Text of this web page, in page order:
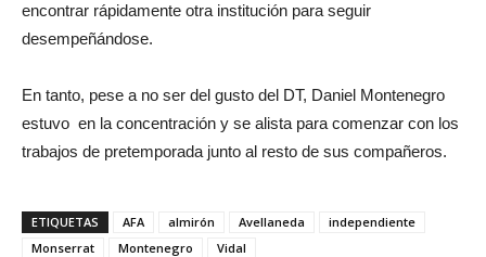
encontrar rápidamente otra institución para seguir
desempeñándose.
En tanto, pese a no ser del gusto del DT, Daniel Montenegro
estuvo en la concentración y se alista para comenzar con los
trabajos de pretemporada junto al resto de sus compañeros.
ETIQUETAS AFA almirón Avellaneda
independiente
Monserrat
Montenegro Vidal